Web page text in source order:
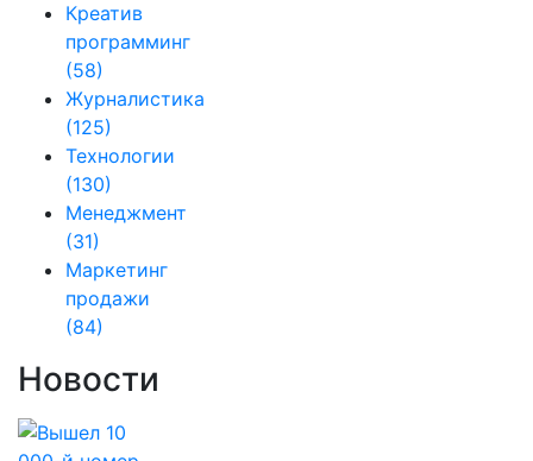
Креатив
программинг
(58)
Журналистика
(125)
Технологии
(130)
Менеджмент
(31)
Маркетинг
продажи
(84)
Новости